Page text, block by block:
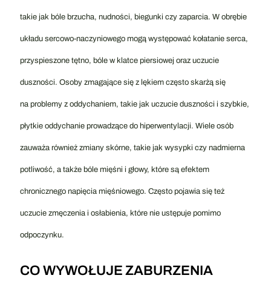
takie jak bóle brzucha, nudności, biegunki czy zaparcia. W obrębie
układu sercowo-naczyniowego mogą występować kołatanie serca,
przyspieszone tętno, bóle w klatce piersiowej oraz uczucie
duszności. Osoby zmagające się z lękiem często skarżą się
na problemy z oddychaniem, takie jak uczucie duszności i szybkie,
płytkie oddychanie prowadzące do hiperwentylacji. Wiele osób
zauważa również zmiany skórne, takie jak wysypki czy nadmierna
potliwość, a także bóle mięśni i głowy, które są efektem
chronicznego napięcia mięśniowego. Często pojawia się też
uczucie zmęczenia i osłabienia, które nie ustępuje pomimo
odpoczynku.
CO WYWOŁUJE ZABURZENIA